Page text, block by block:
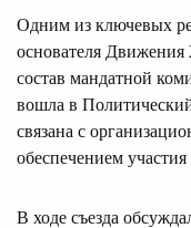
Одним из ключевых
основателя
состав мандатной
вошла в
связана с
обеспечением
В ходе съезда